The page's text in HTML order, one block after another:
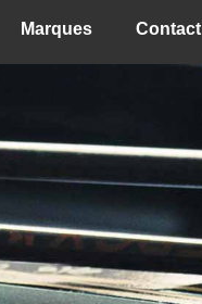
Marques Contact